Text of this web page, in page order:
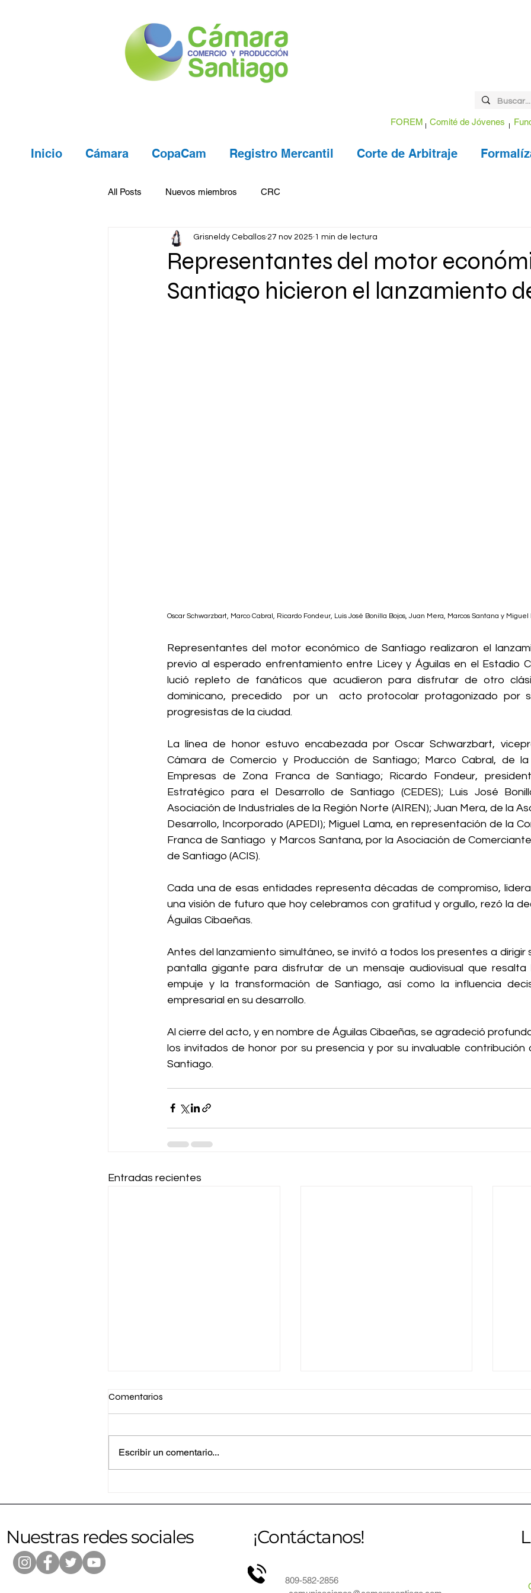
FOREM Comité de Jóvenes
Inicio Cámara CopaCam Registro Mercantil Corte de Arbitraje
All Posts Nuevos miembros CRC
Representantes del motor
Santiago hicieron el lanzamiento
Grisneldy Ceballos 27 nov 2025 1 min de lectura
Oscar Schwarzbart, Marco Cabral, Ricardo Fondeur, Luis José Bonilla Bojos, Juan Mera, Marcos Santana y Miguel
Representantes del motor económico de Santiago realizaron el
previo al esperado enfrentamiento entre Licey y Águilas en el Estadio
lució repleto de fanáticos que acudieron para disfrutar de otro
dominicano, precedido  por un  acto protocolar protagonizado por
progresistas de la ciudad.
La línea de honor estuvo encabezada por Oscar Schwarzbart,
Cámara de Comercio y Producción de Santiago; Marco Cabral, de
Empresas de Zona Franca de Santiago; Ricardo Fondeur,
Estratégico para el Desarrollo de Santiago (CEDES); Luis José
Asociación de Industriales de la Región Norte (AIREN); Juan Mera, de la
Desarrollo, Incorporado (APEDI); Miguel Lama, en representación de la
Franca de Santiago  y Marcos Santana, por la Asociación de
de Santiago (ACIS).
Cada una de esas entidades representa décadas de compromiso,
una visión de futuro que hoy celebramos con gratitud y orgullo, rezó la
Águilas Cibaeñas.
Antes del lanzamiento simultáneo, se invitó a todos los presentes a dirigir
pantalla gigante para disfrutar de un mensaje audiovisual que resalta
empuje y la transformación de Santiago, así como la influencia
empresarial en su desarrollo.
Al cierre del acto, y en nombre de Águilas Cibaeñas, se agradeció
los invitados de honor por su presencia y por su invaluable contribución
Santiago.
Entradas recientes
RAEE a Santiago junto a
empresariales
etapa para la avicultura
internacionales del sector
Comentarios
Escribir un comentario...
Nuestras redes sociales ¡Contáctanos!
809-582-2856